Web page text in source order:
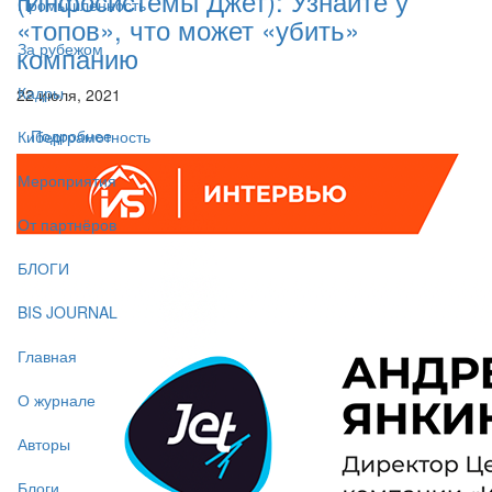
Промышленность
За рубежом
Кадры
Киберграмотность
Мероприятия
От партнёров
БЛОГИ
BIS JOURNAL
Главная
О журнале
Авторы
Блоги
«топов», что может «убить»
компанию
22 июля, 2021
Подробнее